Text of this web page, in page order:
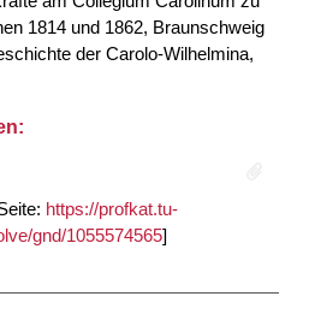
1814 und 1862, Braunschweig
der Carolo-Wilhelmina,
https://profkat.tu-
gnd/1055574565]